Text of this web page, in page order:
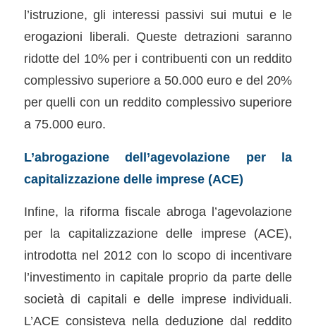
l’istruzione, gli interessi passivi sui mutui e le
erogazioni liberali. Queste detrazioni saranno
ridotte del 10% per i contribuenti con un reddito
complessivo superiore a 50.000 euro e del 20%
per quelli con un reddito complessivo superiore
a 75.000 euro.
L’abrogazione dell’agevolazione per la
capitalizzazione delle imprese (ACE)
Infine, la riforma fiscale abroga l’agevolazione
per la capitalizzazione delle imprese (ACE),
introdotta nel 2012 con lo scopo di incentivare
l’investimento in capitale proprio da parte delle
società di capitali e delle imprese individuali.
L’ACE consisteva nella deduzione dal reddito